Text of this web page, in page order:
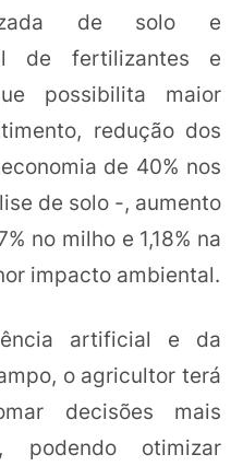
de solo e
de fertilizantes e
possibilita maior
redução dos
de 40% nos
de solo -, aumento
no milho e 1,18% na
impacto ambiental.
artificial e da
o agricultor terá
decisões mais
podendo otimizar